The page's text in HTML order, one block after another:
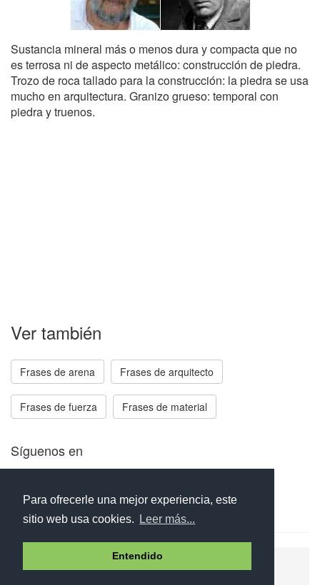
Para ofrecerle una mejor experiencia, este
sitio web usa cookies.
Leer más...
Entendido
Sustancia mineral más o menos dura y compacta que no
es terrosa ni de aspecto metálico: construcción de piedra.
Trozo de roca tallado para la construcción: la piedra se usa
mucho en arquitectura. Granizo grueso: temporal con
piedra y truenos.
Ver también
Frases de arena Frases de arquitecto
Frases de fuerza Frases de material
Síguenos en
Aviso legal